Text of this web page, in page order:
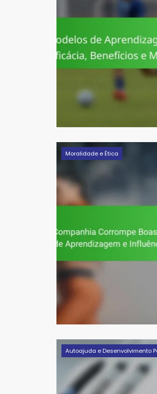
Moralidade e Ética
Autoajuda e Desenvolvimento